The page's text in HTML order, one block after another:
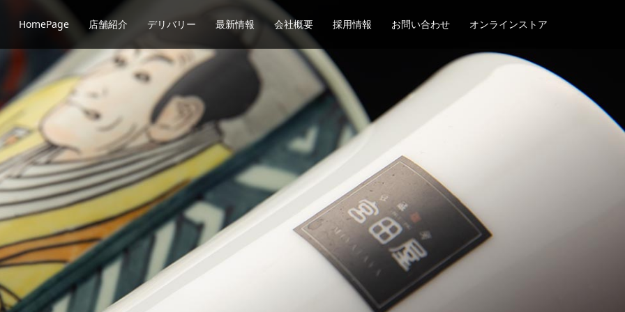
HomePage 店舗紹介 デリバリー 最新情報 会社概要 採用情報 お問い合わせ オンラインストア